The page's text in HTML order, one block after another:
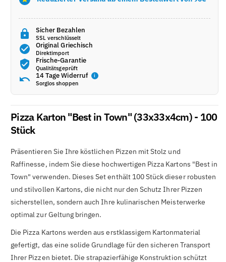
100
verringern
100
erhöhen
Sicher Bezahlen
SSL verschlüsselt
Original Griechisch
Direktimport
Frische-Garantie
Qualitätsgeprüft
14 Tage Widerruf i
Sorglos shoppen
Pizza Karton "Best in Town" (33x33x4cm) - 100
Stück
Präsentieren Sie Ihre köstlichen Pizzen mit Stolz und
Raffinesse, indem Sie diese hochwertigen Pizza Kartons "Best in
Town" verwenden. Dieses Set enthält 100 Stück dieser robusten
und stilvollen Kartons, die nicht nur den Schutz Ihrer Pizzen
sicherstellen, sondern auch Ihre kulinarischen Meisterwerke
optimal zur Geltung bringen.
Die Pizza Kartons werden aus erstklassigem Kartonmaterial
gefertigt, das eine solide Grundlage für den sicheren Transport
Ihrer Pizzen bietet. Die strapazierfähige Konstruktion schützt